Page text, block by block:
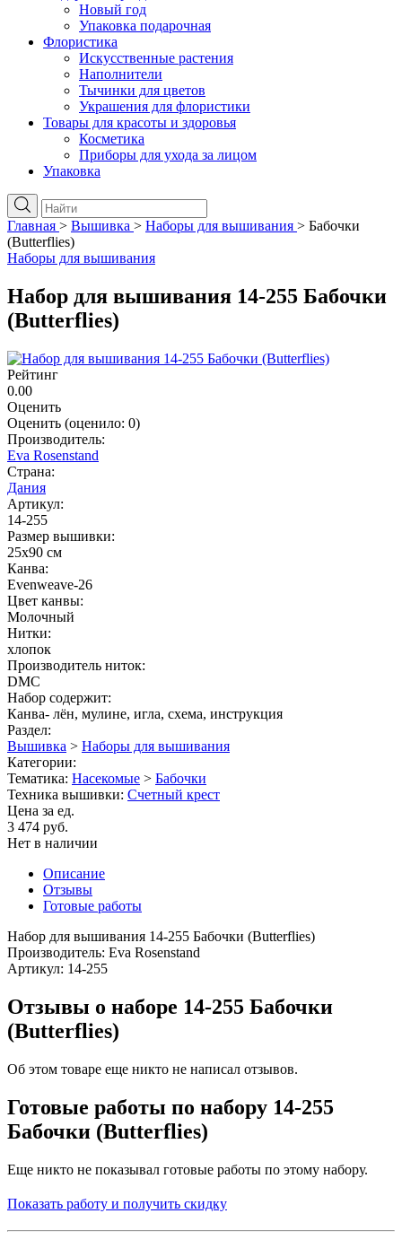
Новый год
Упаковка подарочная
Флористика
Искусственные растения
Наполнители
Тычинки для цветов
Украшения для флористики
Товары для красоты и здоровья
Косметика
Приборы для ухода за лицом
Упаковка
Главная > Вышивка > Наборы для вышивания > Бабочки
(Butterflies)
Наборы для вышивания
Набор для вышивания 14-255 Бабочки
(Butterflies)
Рейтинг
0.00
Оценить
Оценить (оценило: 0)
Производитель:
Eva Rosenstand
Страна:
Дания
Артикул:
14-255
Размер вышивки:
25x90 см
Канва:
Evenweave-26
Цвет канвы:
Молочный
Нитки:
хлопок
Производитель ниток:
DMC
Набор содержит:
Канва- лён, мулине, игла, схема, инструкция
Раздел:
Вышивка > Наборы для вышивания
Категории:
Тематика: Насекомые > Бабочки
Техника вышивки: Счетный крест
Цена за ед.
3 474 руб.
Нет в наличии
Описание
Отзывы
Готовые работы
Набор для вышивания 14-255 Бабочки (Butterflies)
Производитель: Eva Rosenstand
Артикул: 14-255
Отзывы о наборе 14-255 Бабочки
(Butterflies)
Об этом товаре еще никто не написал отзывов.
Готовые работы по набору 14-255
Бабочки (Butterflies)
Еще никто не показывал готовые работы по этому набору.
Показать работу и получить скидку